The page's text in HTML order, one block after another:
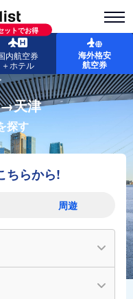
ットでお得
内航空券
＋ホテル
海外格安
航空券
→天津
探す
ちらから!
周遊